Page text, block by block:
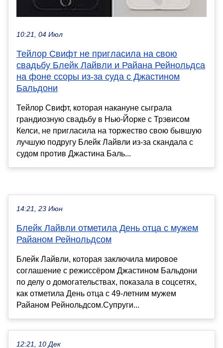
10:21, 04 Июл
Тейлор Свифт не пригласила на свою
свадьбу Блейк Лайвли и Райана Рейнольдса
на фоне ссоры из-за суда с Джастином
Бальдони
Тейлор Свифт, которая накануне сыграла
грандиозную свадьбу в Нью-Йорке с Трэвисом
Келси, не пригласила на торжество свою бывшую
лучшую подругу Блейк Лайвли из-за скандала с
судом против Джастина Баль...
14:21, 23 Июн
Блейк Лайвли отметила День отца с мужем
Райаном Рейнольдсом
Блейк Лайвли, которая заключила мировое
соглашение с режиссёром Джастином Бальдони
по делу о домогательствах, показала в соцсетях,
как отметила День отца с 49-летним мужем
Райаном Рейнольдсом.Супруги...
12:21, 10 Дек